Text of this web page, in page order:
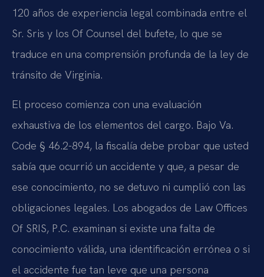
120 años de experiencia legal combinada entre el
Sr. Sris y los Of Counsel del bufete, lo que se
traduce en una comprensión profunda de la ley de
tránsito de Virginia.
El proceso comienza con una evaluación
exhaustiva de los elementos del cargo. Bajo Va.
Code § 46.2-894, la fiscalía debe probar que usted
sabía que ocurrió un accidente y que, a pesar de
ese conocimiento, no se detuvo ni cumplió con las
obligaciones legales. Los abogados de Law Offices
Of SRIS, P.C. examinan si existe una falta de
conocimiento válida, una identificación errónea o si
el accidente fue tan leve que una persona